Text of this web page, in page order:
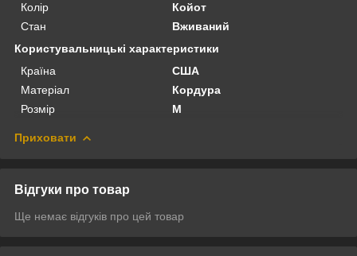
Колір
Койот
Стан
Вживаний
Користувальницькі характеристики
Країна
США
Матеріал
Кордура
Розмір
M
Приховати
Відгуки про товар
Ще немає відгуків про цей товар